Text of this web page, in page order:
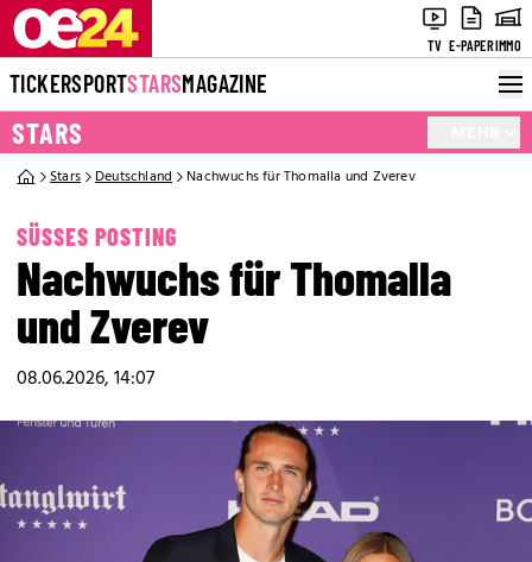
TV E-PAPERIMMO
TICKERSPORTSTARSMAGAZINE
STARS
Stars Deutschland Nachwuchs für Thomalla und Zverev
SÜSSES POSTING
Nachwuchs für Thomalla
und Zverev
08.06.2026, 14:07